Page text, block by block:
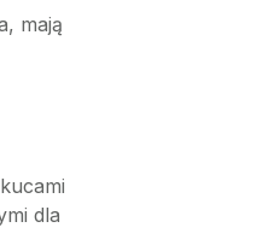
mają
dla